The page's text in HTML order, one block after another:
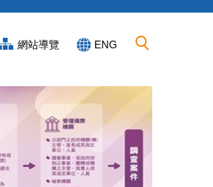
網站導覽 ENG